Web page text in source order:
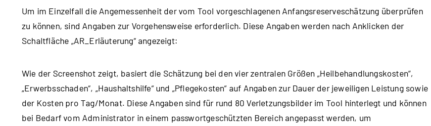
Um im Einzelfall die Angemessenheit der vom Tool vorgeschlagenen Anfangsreserveschätzung überprüfen
zu können, sind Angaben zur Vorgehensweise erforderlich. Diese Angaben werden nach Anklicken der
Schaltfläche „AR_Erläuterung“ angezeigt:
Wie der Screenshot zeigt, basiert die Schätzung bei den vier zentralen Größen „Heilbehandlungskosten“,
„Erwerbsschaden“, „Haushaltshilfe“ und „Pflegekosten“ auf Angaben zur Dauer der jeweiligen Leistung sowie
der Kosten pro Tag/Monat. Diese Angaben sind für rund 80 Verletzungsbilder im Tool hinterlegt und können
bei Bedarf vom Administrator in einem passwortgeschützten Bereich angepasst werden, um